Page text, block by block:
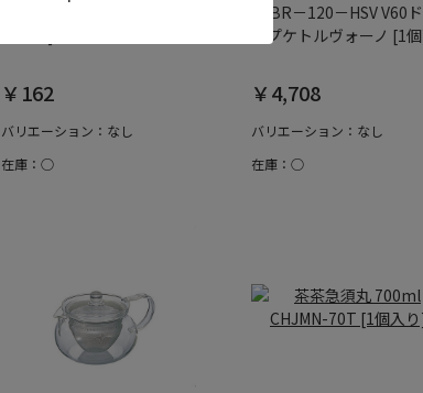
￥162
バリエーション：なし
在庫：○
VKBR－120－HSV V60
ップケトルヴォーノ [1
￥4,708
バリエーション：なし
在庫：○